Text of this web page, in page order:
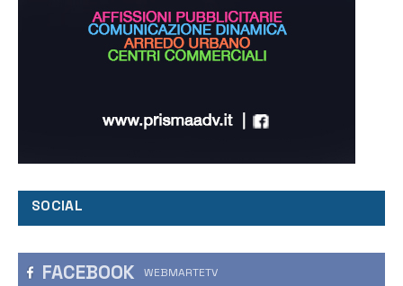
SOCIAL
FACEBOOK WEBMARTETV